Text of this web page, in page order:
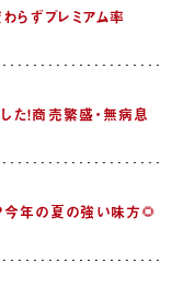
らずプレミアム率
た！商売繁盛・無病息
今年の夏の強い味方🌻